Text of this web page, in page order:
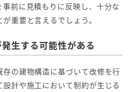
前に見積もりに反映し、十分な
重要と言えるでしょう。
生する可能性がある
存の建物構造に基づいて改修を行
計や施工において制約が生じる